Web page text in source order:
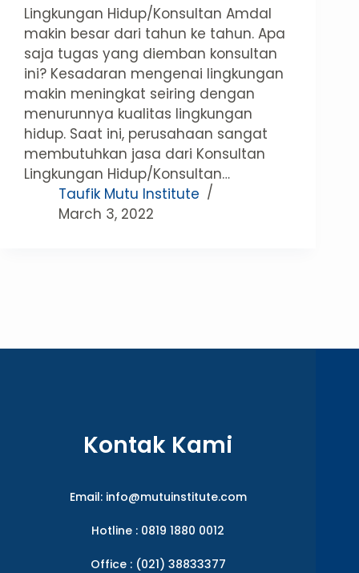
Lingkungan Hidup/Konsultan Amdal
makin besar dari tahun ke tahun. Apa
saja tugas yang diemban konsultan
ini? Kesadaran mengenai lingkungan
makin meningkat seiring dengan
menurunnya kualitas lingkungan
hidup. Saat ini, perusahaan sangat
membutuhkan jasa dari Konsultan
Lingkungan Hidup/Konsultan…
Taufik Mutu Institute
March 3, 2022
Kontak Kami
Email: info@mutuinstitute.com
Hotline : 0819 1880 0012
Office : (021) 38833377